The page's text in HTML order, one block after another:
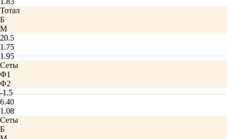
Тотал
Б
М
20.5
1.75
1.95
Сеты
Ф1
Ф2
-1.5
6.40
1.08
Сеты
Б